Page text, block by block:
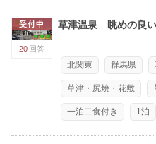
受付中
20 回答
草津温泉 眺めの良
北関東 群馬県
草津・尻焼・花敷
一泊二食付き 1泊